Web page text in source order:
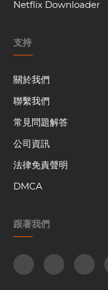
Netflix Downloader
支持
關於我們
聯繫我們
常見問題解答
公司資訊
法律免責聲明
DMCA
跟著我們